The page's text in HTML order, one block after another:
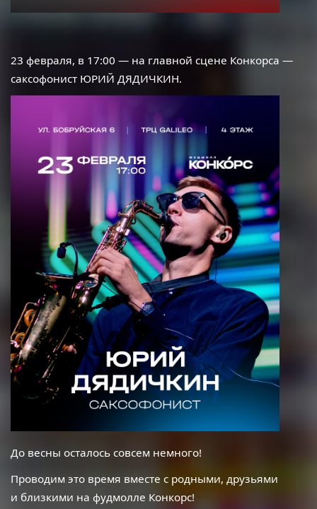
23 февраля, в 17:00 — на главной сцене Конкорса —
саксофонист ЮРИЙ ДЯДИЧКИН.
До весны осталось совсем немного!
Проводим это время вместе с родными, друзьями
и близкими на фудмолле Конкорс!